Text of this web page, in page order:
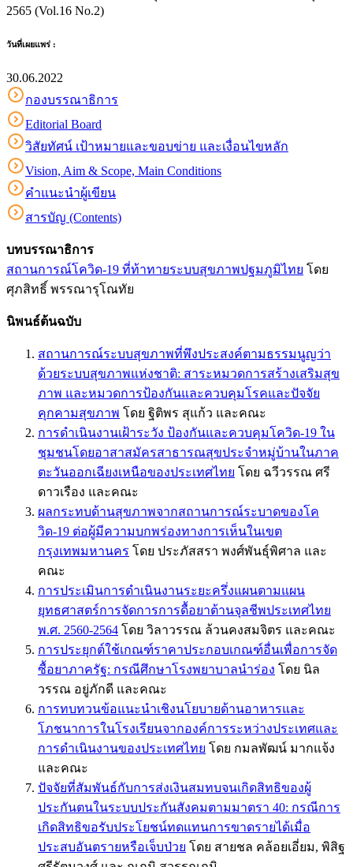
2565 (Vol.16 No.2)
วันที่เผยแพร่ :
30.06.2022
กองบรรณาธิการ
Editorial Board
วิสัยทัศน์ เป้าหมายและขอบข่าย และเงื่อนไขหลัก
Vision, Aim & Scope, Main Conditions
คำแนะนำผู้เขียน
สารบัญ (Contents)
บทบรรณาธิการ
สถานการณ์โควิด-19 ที่ท้าทายระบบสุขภาพปฐมภูมิไทย โดย
ศุภสิทธิ์ พรรณารุโณทัย
นิพนธ์ต้นฉบับ
สถานการณ์ระบบสุขภาพที่พึงประสงค์ตามธรรมนูญว่า
ด้วยระบบสุขภาพแห่งชาติ: สาระหมวดการสร้างเสริมสุข
ภาพ และหมวดการป้องกันและควบคุมโรคและปัจจัย
คุกคามสุขภาพ โดย ฐิติพร สุแก้ว และคณะ
การดำเนินงานเฝ้าระวัง ป้องกันและควบคุมโควิด-19 ใน
ชุมชนโดยอาสาสมัครสาธารณสุขประจำหมู่บ้านในภาค
ตะวันออกเฉียงเหนือของประเทศไทย โดย ฉวีวรรณ ศรี
ดาวเรือง และคณะ
ผลกระทบด้านสุขภาพจากสถานการณ์ระบาดของโค
วิด-19 ต่อผู้มีความบกพร่องทางการเห็นในเขต
กรุงเทพมหานคร โดย ประภัสสรา พงศ์พันธุ์พิศาล และ
คณะ
การประเมินการดำเนินงานระยะครึ่งแผนตามแผน
ยุทธศาสตร์การจัดการการดื้อยาต้านจุลชีพประเทศไทย
พ.ศ. 2560-2564 โดย วิลาวรรณ ล้วนคงสมจิตร และคณะ
การประยุกต์ใช้เกณฑ์ราคาประกอบเกณฑ์อื่นเพื่อการจัด
ซื้อยาภาครัฐ: กรณีศึกษาโรงพยาบาลนำร่อง โดย นิล
วรรณ อยู่ภักดี และคณะ
การทบทวนข้อแนะนำเชิงนโยบายด้านอาหารและ
โภชนาการในโรงเรียนจากองค์การระหว่างประเทศและ
การดำเนินงานของประเทศไทย โดย กมลพัฒน์ มากแจ้ง
และคณะ
ปัจจัยที่สัมพันธ์กับการส่งเงินสมทบจนเกิดสิทธิของผู้
ประกันตนในระบบประกันสังคมตามมาตรา 40: กรณีการ
เกิดสิทธิขอรับประโยชน์ทดแทนการขาดรายได้เมื่อ
ประสบอันตรายหรือเจ็บป่วย โดย สายชล คล้อยเอี่ยม, พิสิฐ